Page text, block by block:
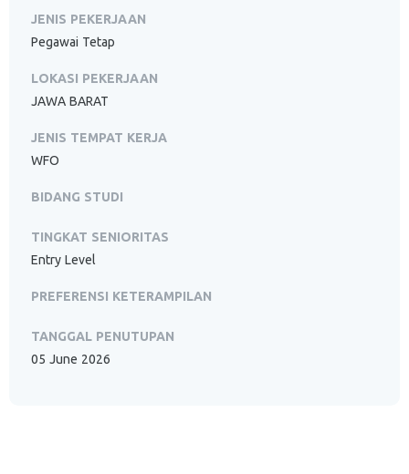
JENIS PEKERJAAN
Pegawai Tetap
LOKASI PEKERJAAN
JAWA BARAT
JENIS TEMPAT KERJA
WFO
BIDANG STUDI
TINGKAT SENIORITAS
Entry Level
PREFERENSI KETERAMPILAN
TANGGAL PENUTUPAN
05 June 2026